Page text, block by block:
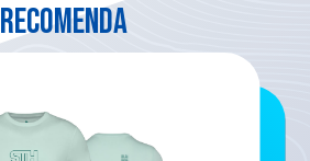
RECOMENDA